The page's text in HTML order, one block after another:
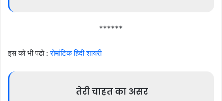
******
इस को भी पढो :रोमांटिक हिंदी शायरी
तेरी चाहत का असर